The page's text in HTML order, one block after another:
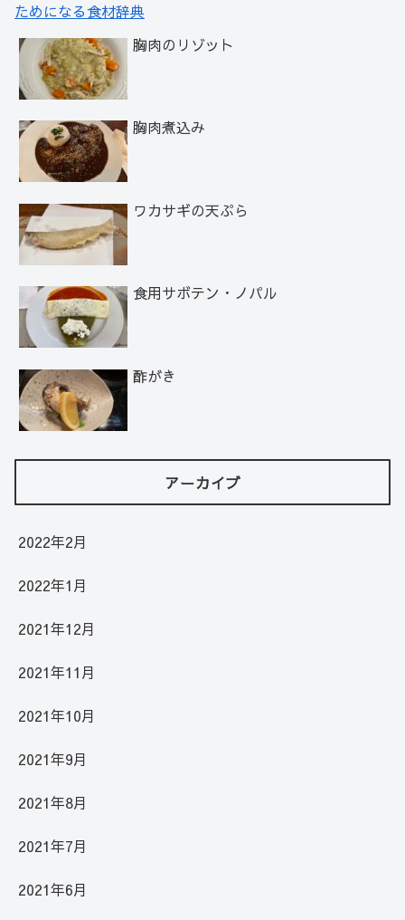
ためになる食材辞典
胸肉のリゾット
胸肉煮込み
ワカサギの天ぷら
食用サボテン・ノパル
酢がき
アーカイブ
2022年2月
2022年1月
2021年12月
2021年11月
2021年10月
2021年9月
2021年8月
2021年7月
2021年6月